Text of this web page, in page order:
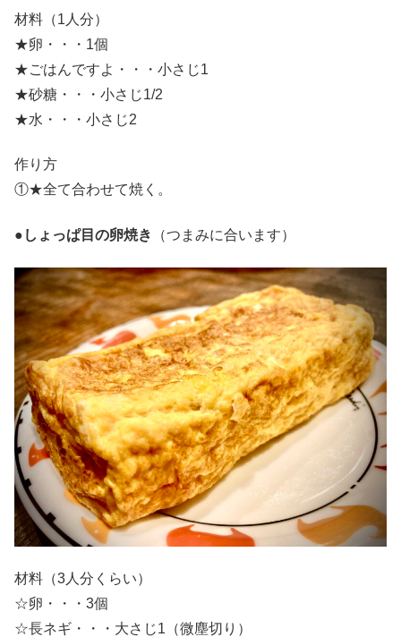
材料（1人分）
★卵・・・1個
★ごはんですよ・・・小さじ1
★砂糖・・・小さじ1/2
★水・・・小さじ2
作り方
①★全て合わせて焼く。
●しょっぱ目の卵焼き （つまみに合います）
材料（3人分くらい）
☆卵・・・3個
☆長ネギ・・・大さじ1（微塵切り）